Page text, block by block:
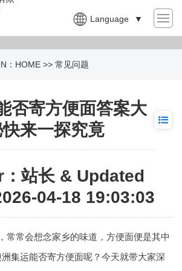
Language ▼
： HOME >> 常见问题
否寄方便面答案大
来一探究竟
站长 & Updated
04-18 19:03:03
常常会想念家乡的味道，方便面便是其中
集运能否寄方便面呢？今天就带大家深